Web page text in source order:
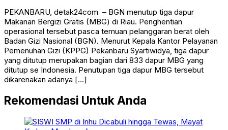
PEKANBARU, detak24com – BGN menutup tiga dapur
Makanan Bergizi Gratis (MBG) di Riau. Penghentian
operasional tersebut pasca temuan pelanggaran berat oleh
Badan Gizi Nasional (BGN). Menurut Kepala Kantor Pelayanan
Pemenuhan Gizi (KPPG) Pekanbaru Syartiwidya, tiga dapur
yang ditutup merupakan bagian dari 833 dapur MBG yang
ditutup se Indonesia. Penutupan tiga dapur MBG tersebut
dikarenakan adanya […]
Rekomendasi Untuk Anda